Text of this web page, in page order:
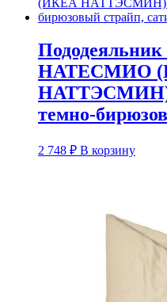
Пододеяльник
НАТЕСМИО
НАТТЭСМИН)
темно-
2 748 ₽ В корзину